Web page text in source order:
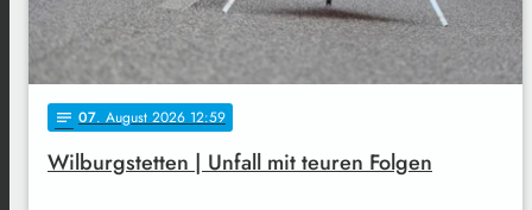
notes 07. August 2026 12:59
Wilburgstetten | Unfall mit teuren Folgen